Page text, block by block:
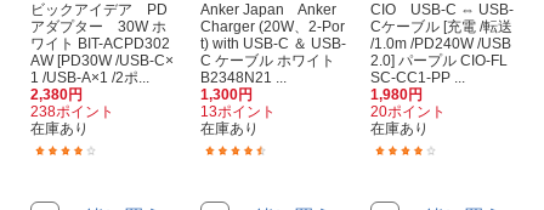
ビックアイデア PD
アダプター 30W ホ
ワイト BIT-ACPD302
AW [PD30W /USB-C×
1 /USB-A×1 /2ポ...
2,380円
238ポイント
在庫あり
Anker Japan Anker
Charger (20W、2-Por
t) with USB-C ＆ USB-
C ケーブル ホワイト
B2348N21 ...
1,300円
13ポイント
在庫あり
CIO USB-C ⇔ USB-
Cケーブル [充電 /転送
/1.0m /PD240W /USB
2.0] パープル CIO-FL
SC-CC1-PP ...
1,980円
20ポイント
在庫あり